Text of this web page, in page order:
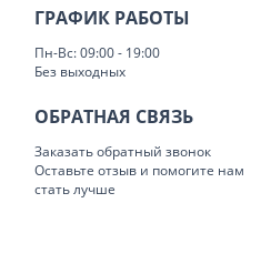
ГРАФИК РАБОТЫ
Пн-Вс: 09:00 - 19:00
Без выходных
ОБРАТНАЯ СВЯЗЬ
Заказать обратный звонок
Оставьте отзыв и помогите нам
стать лучше